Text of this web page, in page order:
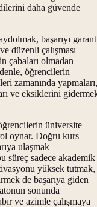
daha güvende
başarıyı
düzenli çalışması
çabaları olmadan
öğrencilerin
zamanında yapmaları,
ve eksiklerini
üniversite
oynar. Doğru kurs
ulaşmak
süreç sadece akademik
yüksek tutmak,
de başarıya giden
sonunda
ve azimle çalışmaya